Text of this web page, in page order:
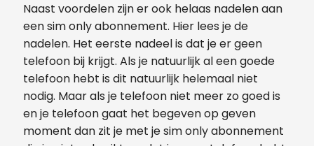
Naast voordelen zijn er ook helaas nadelen aan
een sim only abonnement. Hier lees je de
nadelen. Het eerste nadeel is dat je er geen
telefoon bij krijgt. Als je natuurlijk al een goede
telefoon hebt is dit natuurlijk helemaal niet
nodig. Maar als je telefoon niet meer zo goed is
en je telefoon gaat het begeven op geven
moment dan zit je met je sim only abonnement